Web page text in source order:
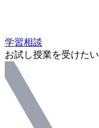
学習相談
お試し授業を受けたい